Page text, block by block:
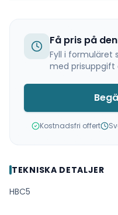
Få pris på
Fyll i formuläret
med prisuppgift
Kostnadsfri offert
TEKNISKA DETALJER
HBC5